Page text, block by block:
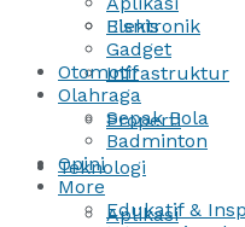
Bisnis
Infrastruktur
Properti
Teknologi
Aplikasi
Elektronik
Gadget
Otomotif
Olahraga
Sepak Bola
Badminton
Opini
More
Edukatif &